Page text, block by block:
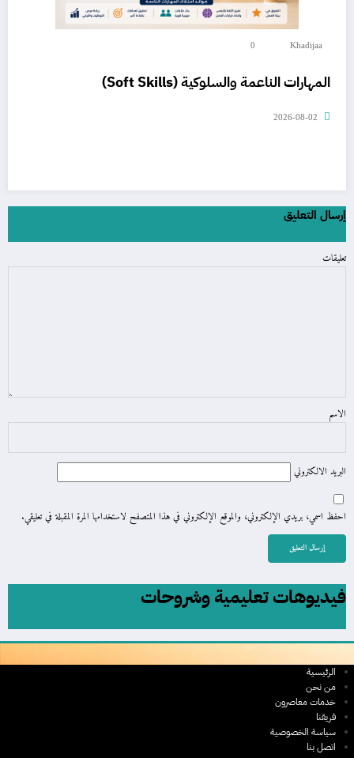
Khadijaa
0
المهارات الناعمة والسلوكية (Soft Skills)
2026-08-02
إرسال التعليق
تعليقات
الاسم
البريد الالكتروني
احفظ اسمي، بريدي الإلكتروني، والموقع الإلكتروني في هذا المتصفح لاستخدامها المرة المقبلة في تعليقي.
فيديوهات تعليمية وشروحات
الرئيسية
من نحن
خدمات معاصرون
فريقنا
سياسة الخصوصية
اتصل بنا